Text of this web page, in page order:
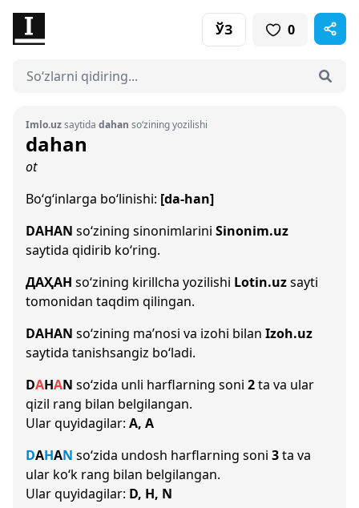
ЎЗ 0
Imlo.uzsaytida dahan so‘zining yozilishi
dahan
ot
Bo‘g‘inlarga bo‘linishi: [da-han]
DAHAN so‘zining sinonimlarini Sinonim.uz
saytida qidirib ko‘ring.
ДАҲАН so‘zining kirillcha yozilishi Lotin.uzsayti
tomonidan taqdim qilingan.
DAHAN so‘zining ma’nosi va izohi bilan Izoh.uz
saytida tanishsangiz bo‘ladi.
DAHAN so‘zida unli harflarning soni 2ta va ular
qizil rang bilan belgilangan.
Ular quyidagilar: A, A
DAHAN so‘zida undosh harflarning soni 3ta va
ular ko‘k rang bilan belgilangan.
Ular quyidagilar: D, H, N